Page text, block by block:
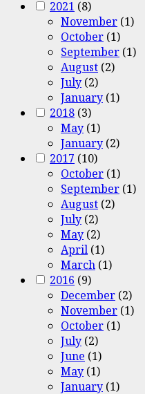
2021 (8)
November (1)
October (1)
September (1)
August (2)
July (2)
January (1)
2018 (3)
May (1)
January (2)
2017 (10)
October (1)
September (1)
August (2)
July (2)
May (2)
April (1)
March (1)
2016 (9)
December (2)
November (1)
October (1)
July (2)
June (1)
May (1)
January (1)